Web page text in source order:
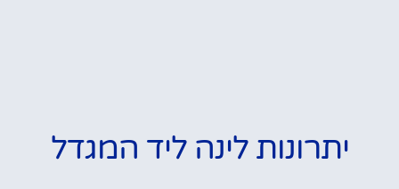
יתרונות לינה ליד המגדל